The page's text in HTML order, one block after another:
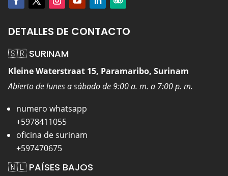
DETALLES DE CONTACTO
🇸🇷 SURINAM
Kleine Waterstraat 15, Paramaribo, Surinam
Abierto de lunes a sábado de 9:00 a. m. a 7:00 p. m.
numero whatsapp
+5978411055
oficina de surinam
+597470675
🇳🇱 PAÍSES BAJOS